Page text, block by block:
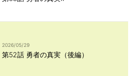
2026/05/29
第52話 勇者の真実（後編）